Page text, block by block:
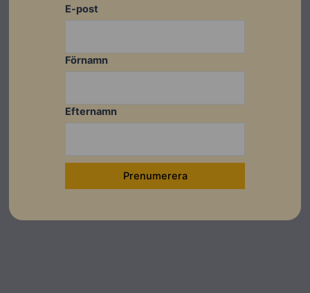
Ladda ner
Montageanvisningar
Ladda ner
E-post
Förnamn
Efternamn